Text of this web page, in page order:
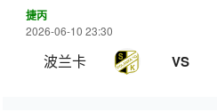
捷丙
2026-06-10 23:30
波兰卡 VS